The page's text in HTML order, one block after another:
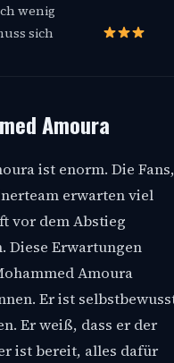
wenig
sich
Amoura
ist enorm. Die Fans,
erwarten viel
vor dem Abstieg
Diese Erwartungen
Amoura
Er ist
Er weiß, dass er der
ist bereit, alles dafür